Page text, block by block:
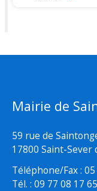
Mairie de
59 rue de
17800 Saint-Sever
Téléphone/Fax :
Tél. : 09 77 08 17